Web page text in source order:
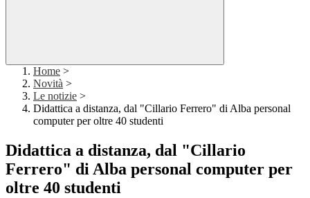
Home >
Novità >
Le notizie >
Didattica a distanza, dal "Cillario Ferrero" di Alba personal
computer per oltre 40 studenti
Didattica a distanza, dal "Cillario
Ferrero" di Alba personal computer per
oltre 40 studenti